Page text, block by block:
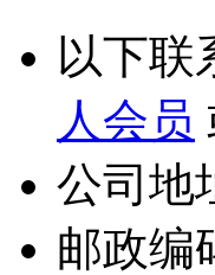
以下联
人会员
公司
邮政